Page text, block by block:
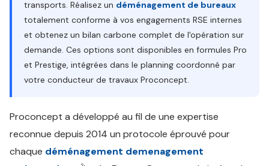
transports. Réalisez un déménagement de bureaux
totalement conforme à vos engagements RSE internes
et obtenez un bilan carbone complet de l'opération sur
demande. Ces options sont disponibles en formules Pro
et Prestige, intégrées dans le planning coordonné par
votre conducteur de travaux Proconcept.
Proconcept a développé au fil de une expertise
reconnue depuis 2014 un protocole éprouvé pour
chaque déménagement demenagement